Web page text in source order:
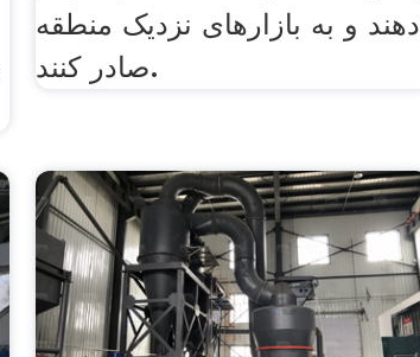
دهند و به بازارهای نزدیک منطقه
صادر کنند.